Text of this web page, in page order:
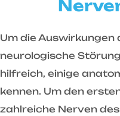
Um die
neurologische
hilfreich, einige
kennen. Um den
zahlreiche Nerven